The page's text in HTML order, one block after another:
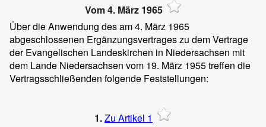
Vom 4. März 1965
Über die Anwendung des am 4. März 1965
abgeschlossenen Ergänzungsvertrages zu dem Vertrage
der Evangelischen Landeskirchen in Niedersachsen mit
dem Lande Niedersachsen vom 19. März 1955 treffen die
Vertragsschließenden folgende Feststellungen:
1.Zu Artikel 1